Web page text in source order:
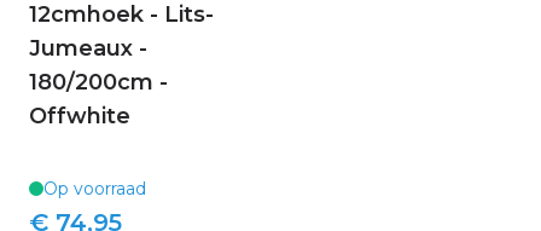
12cmhoek - Lits-
Jumeaux -
180/200cm -
Offwhite
Op voorraad
€ 74,95